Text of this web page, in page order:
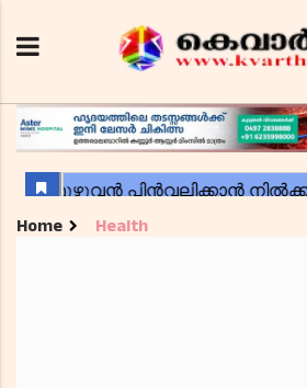
Home Health